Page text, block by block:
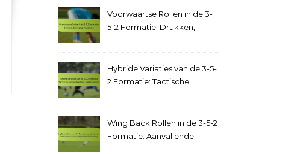
middenveld
Voorwaartse Rollen in de 3-
5-2 Formatie: Drukken,
Hybride Variaties van de 3-5-
2 Formatie: Tactische
Wing Back Rollen in de 3-5-2
Formatie: Aanvallende